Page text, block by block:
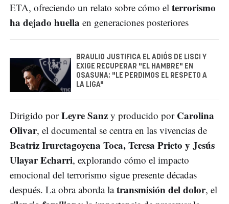
ETA, ofreciendo un relato sobre cómo el terrorismo
ha dejado huella en generaciones posteriores
BRAULIO JUSTIFICA EL ADIÓS DE LISCI Y
EXIGE RECUPERAR "EL HAMBRE" EN
OSASUNA: "LE PERDIMOS EL RESPETO A
LA LIGA"
Dirigido porLeyre Sanz y producido por Carolina
Olivar, el documental se centra en las vivencias de
Beatriz Iruretagoyena Toca, Teresa Prieto y Jesús
Ulayar Echarri, explorando cómo el impacto
emocional del terrorismo sigue presente décadas
después. La obra aborda latransmisión del dolor, el